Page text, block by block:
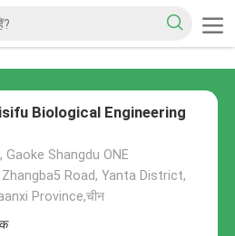
Biological Engineering
Gaoke Shangdu ONE
Road, Yanta District,
Province,चीन